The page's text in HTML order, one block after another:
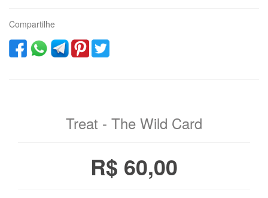
Compartilhe
Treat - The Wild Card
R$ 60,00